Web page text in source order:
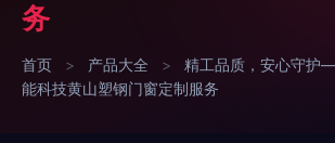
务
首页 > 产品大全 >
精工品质，安心守护
能科技黄山塑钢门窗定制服务